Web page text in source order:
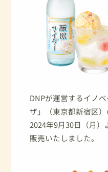
DNPが運営するイノ
ザ」（東京都新宿区
2024年9月30日（月
販売いたしました。